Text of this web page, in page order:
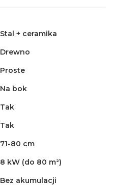
Stal + ceramika
Drewno
Proste
Na bok
Tak
Tak
71-80 cm
8 kW (do 80 m²)
Bez akumulacji